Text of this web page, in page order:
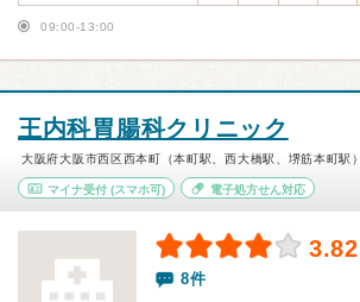
09:00-13:00
王内科胃腸科クリニック
大阪府大阪市西区西本町（本町駅、西大橋駅、堺筋本町駅）
マイナ受付 (スマホ可) 電子処方せん対応
3.82
8件